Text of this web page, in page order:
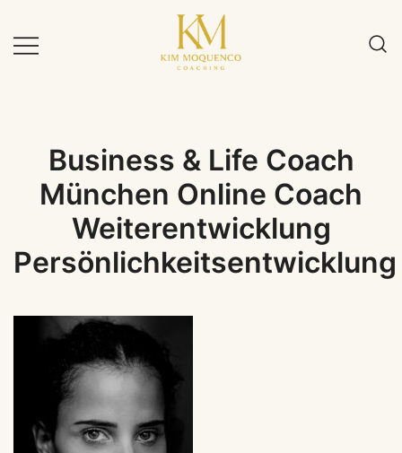
Inhalt
springen
Business & Life Coach
München Online Coach
Weiterentwicklung
Persönlichkeitsentwicklung